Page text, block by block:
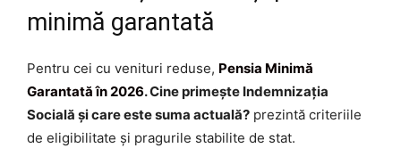
minimă garantată
Pentru cei cu venituri reduse, Pensia Minimă
Garantată în 2026. Cine primește Indemnizația
Socială și care este suma actuală? prezintă criteriile
de eligibilitate și pragurile stabilite de stat.